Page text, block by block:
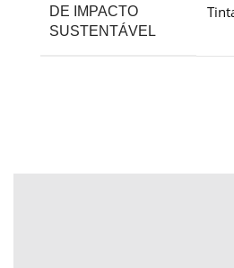
DE IMPACTO
SUSTENTÁVEL